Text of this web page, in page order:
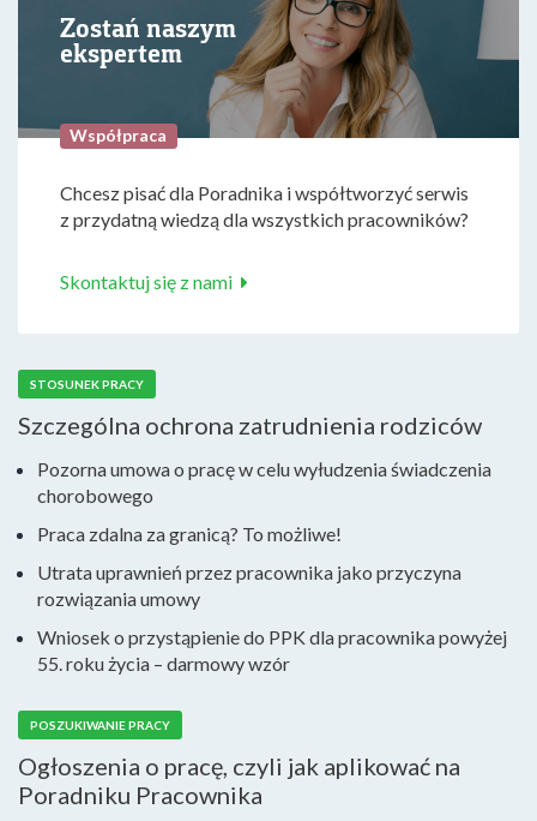
Zostań naszym
ekspertem
Współpraca
Chcesz pisać dla Poradnika i współtworzyć serwis
z przydatną wiedzą dla wszystkich pracowników?
Skontaktuj się z nami
STOSUNEK PRACY
Szczególna ochrona zatrudnienia rodziców
Pozorna umowa o pracę w celu wyłudzenia świadczenia
chorobowego
Praca zdalna za granicą? To możliwe!
Utrata uprawnień przez pracownika jako przyczyna
rozwiązania umowy
Wniosek o przystąpienie do PPK dla pracownika powyżej
55. roku życia – darmowy wzór
POSZUKIWANIE PRACY
Ogłoszenia o pracę, czyli jak aplikować na
Poradniku Pracownika